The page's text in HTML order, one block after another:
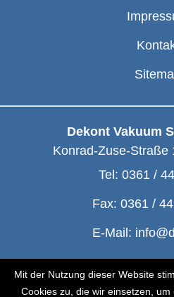
Mit der Nutzung dieser Website
Cookies zu, die wir einsetzen,
Dekont Vakuum
Konrad-Zuse-Straße
Tel: 0361 /
Fax: 0361 /
E-Mail:
© Dekont